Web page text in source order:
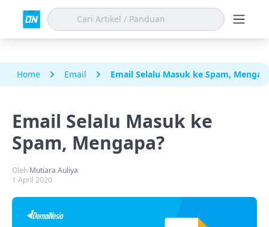
Home Email Email Selalu Masuk ke Spam,
Email Selalu Masuk ke
Spam, Mengapa?
Oleh Mutiara Auliya
1 April 2020